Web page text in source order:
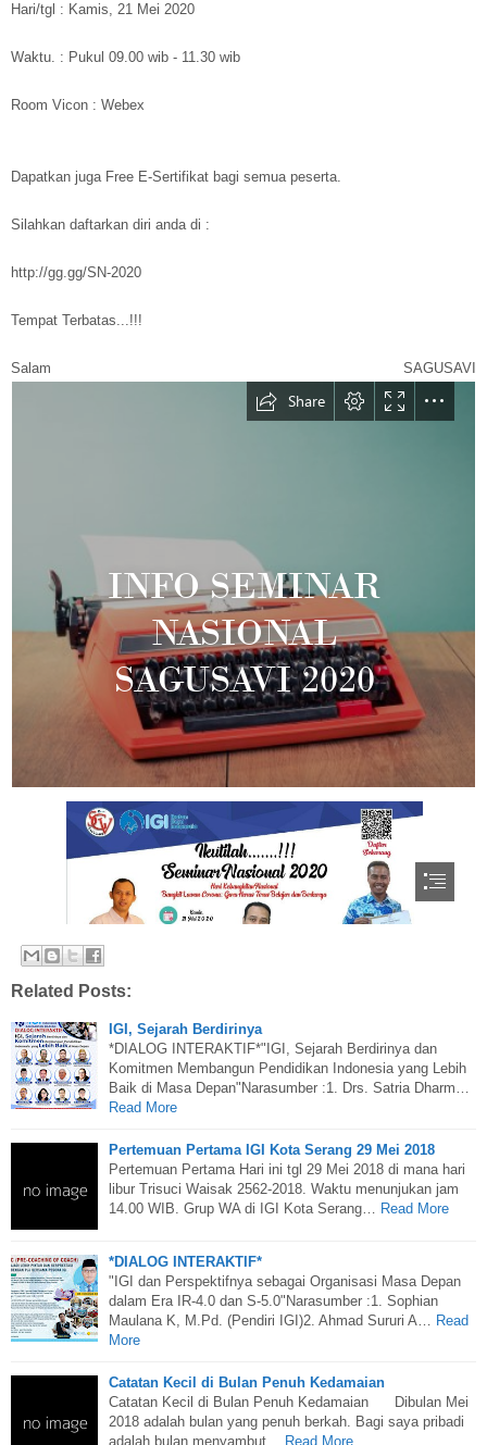
Hari/tgl : Kamis, 21 Mei 2020
Waktu. : Pukul 09.00 wib - 11.30 wib
Room Vicon : Webex
Dapatkan juga Free E-Sertifikat bagi semua peserta.
Silahkan daftarkan diri anda di :
http://gg.gg/SN-2020
Tempat Terbatas...!!!
Salam SAGUSAVI
Related Posts:
IGI, Sejarah Berdirinya
*DIALOG INTERAKTIF*"IGI, Sejarah Berdirinya dan
Komitmen Membangun Pendidikan Indonesia yang Lebih
Baik di Masa Depan"Narasumber :1. Drs. Satria Dharm…
Read More
Pertemuan Pertama IGI Kota Serang 29 Mei 2018
Pertemuan Pertama Hari ini tgl 29 Mei 2018 di mana hari
libur Trisuci Waisak 2562-2018. Waktu menunjukan jam
14.00 WIB. Grup WA di IGI Kota Serang…
Read More
*DIALOG INTERAKTIF*
"IGI dan Perspektifnya sebagai Organisasi Masa Depan
dalam Era IR-4.0 dan S-5.0"Narasumber :1. Sophian
Maulana K, M.Pd. (Pendiri IGI)2. Ahmad Sururi A…
Read
More
Catatan Kecil di Bulan Penuh Kedamaian
Catatan Kecil di Bulan Penuh Kedamaian Dibulan Mei
2018 adalah bulan yang penuh berkah. Bagi saya pribadi
adalah bulan menyambut…
Read More